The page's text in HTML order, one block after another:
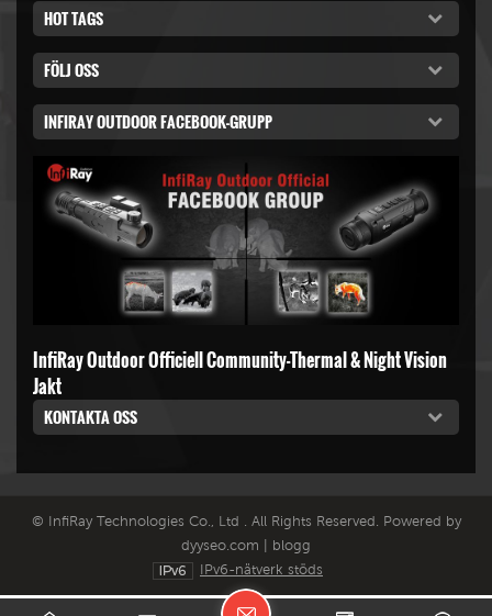
HOT TAGS
FÖLJ OSS
INFIRAY OUTDOOR FACEBOOK-GRUPP
InfiRay Outdoor Officiell Community-Thermal & Night Vision
Jakt
KONTAKTA OSS
© InfiRay Technologies Co., Ltd . All Rights Reserved. Powered by
dyyseo.com
blogg
IPv6-nätverk stöds